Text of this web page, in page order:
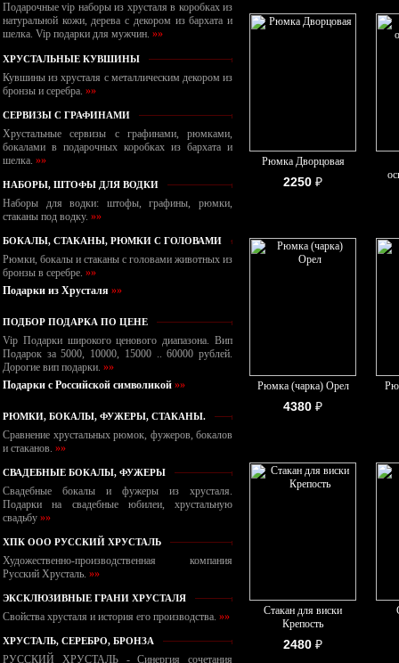
Подарочные vip наборы из хрусталя в коробках из
натуральной кожи, дерева с декором из бархата и
шелка. Vip подарки для мужчин. »»
ХРУСТАЛЬНЫЕ КУВШИНЫ
Кувшины из хрусталя с металлическим декором из
бронзы и серебра. »»
СЕРВИЗЫ С ГРАФИНАМИ
Хрустальные сервизы с графинами, рюмками,
бокалами в подарочных коробках из бархата и
шелка. »»
НАБОРЫ, ШТОФЫ ДЛЯ ВОДКИ
Наборы для водки: штофы, графины, рюмки,
стаканы под водку. »»
БОКАЛЫ, СТАКАНЫ, РЮМКИ С ГОЛОВАМИ
Рюмки, бокалы и стаканы с головами животных из
бронзы в серебре. »»
Подарки из Хрусталя »»
ПОДБОР ПОДАРКА ПО ЦЕНЕ
Vip Подарки широкого ценового диапазона. Вип
Подарок за 5000, 10000, 15000 .. 60000 рублей.
Дорогие вип подарки. »»
Подарки с Российской символикой »»
РЮМКИ, БОКАЛЫ, ФУЖЕРЫ, СТАКАНЫ.
Сравнение хрустальных рюмок, фужеров, бокалов
и стаканов. »»
СВАДЕБНЫЕ БОКАЛЫ, ФУЖЕРЫ
Свадебные бокалы и фужеры из хрусталя.
Подарки на свадебные юбилеи, хрустальную
свадьбу »»
ХПК ООО РУССКИЙ ХРУСТАЛЬ
Художественно-производственная компания
Русский Хрусталь. »»
ЭКСКЛЮЗИВНЫЕ ГРАНИ ХРУСТАЛЯ
Свойства хрусталя и история его производства. »»
ХРУСТАЛЬ, СЕРЕБРО, БРОНЗА
РУССКИЙ ХРУСТАЛЬ - Синергия сочетания
Рюмка Дворцовая
2250 ₽
Рюмка (чарка) Орел
4380 ₽
Стакан для виски
Крепость
2480 ₽